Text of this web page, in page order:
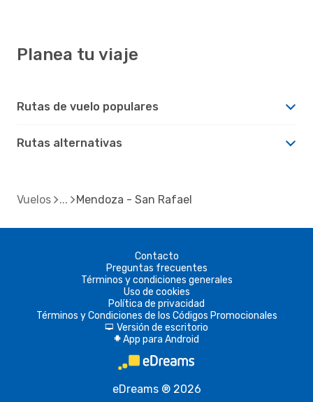
Planea tu viaje
Rutas de vuelo populares
Rutas alternativas
Vuelos Mendoza - San Rafael
Contacto
Preguntas frecuentes
Términos y condiciones generales
Uso de cookies
Política de privacidad
Términos y Condiciones de los Códigos Promocionales
d Versión de escritorio
A App para Android
eDreams ® 2026